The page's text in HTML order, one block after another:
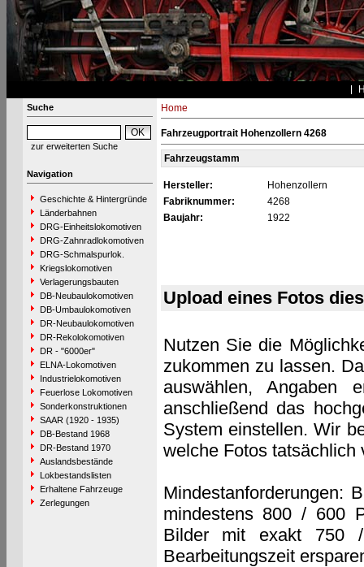
Suche
zur erweiterten Suche
Navigation
Geschichte & Hintergründe
Länderbahnen
DRG-Einheitslokomotiven
DRG-Zahnradlokomotiven
DRG-Schmalspurlok.
Kriegslokomotiven
Verlagerungsbauten
DB-Neubaulokomotiven
DB-Umbaulokomotiven
DR-Neubaulokomotiven
DR-Rekolokomotiven
DR - "6000er"
ELNA-Lokomotiven
Industrielokomotiven
Feuerlose Lokomotiven
Sonderkonstruktionen
SAAR (1920 - 1935)
DB-Bestand 1968
DR-Bestand 1970
Auslandsbestände
Lokbestandslisten
Erhaltene Fahrzeuge
Zerlegungen
Home
Fahrzeugportrait Hohenzollern 4268
Fahrzeugstamm
Hersteller:
Hohenzollern
Fabriknummer:
4268
Baujahr:
1922
Upload eines Fotos
Nutzen Sie die
zukommen zu lassen.
auswählen, Angaben
anschließend das
System einstellen. Wir
welche Fotos tatsächlich
Mindestanforderungen:
mindestens 800 / 600
Bilder mit exakt 750
Bearbeitungszeit